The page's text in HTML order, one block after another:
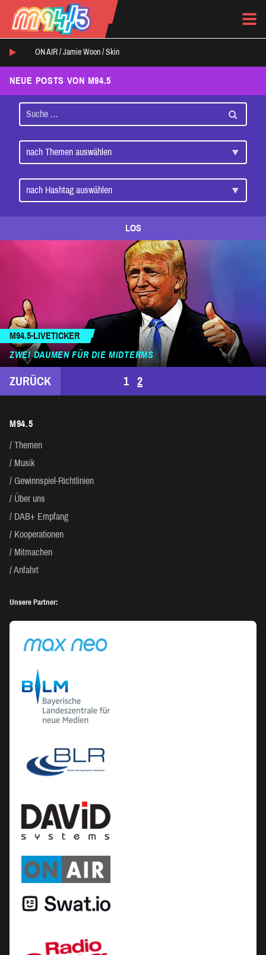
ON AIR / Jamie Woon / Skin
NEUE POSTS VON M94.5
LOS
M94.5-LIVETICKER
ZWEI DAUMEN FÜR DIE MIDTERMS
SEITENNUMMERIERUNG
BEITRÄGE
ZURÜCK 1 2
M94.5
Themen
Musik
Gewinnspiel-Richtlinien
Über uns
DAB+ Empfang
Kooperationen
Mitmachen
Anfahrt
Unsere Partner: